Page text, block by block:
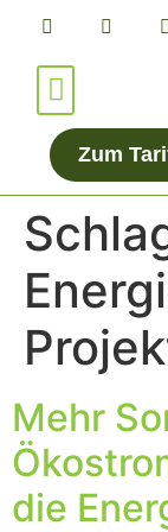
Zum
Mehr
die